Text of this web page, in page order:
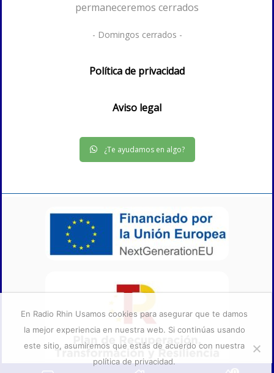
permaneceremos cerrados
- Domingos cerrados -
Política de privacidad
Aviso legal
¿Te ayudamos en algo?
En Radio Rhin Usamos cookies para asegurar que te damos
la mejor experiencia en nuestra web. Si continúas usando
este sitio, asumiremos que estás de acuerdo con nuestra
política de privacidad.